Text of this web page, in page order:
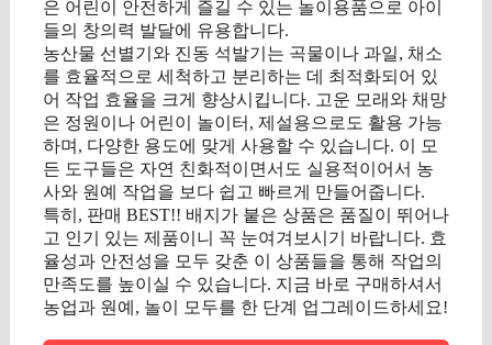
은 어린이 안전하게 즐길 수 있는 놀이용품으로 아이
들의 창의력 발달에 유용합니다.
농산물 선별기와 진동 석발기는 곡물이나 과일, 채소
를 효율적으로 세척하고 분리하는 데 최적화되어 있
어 작업 효율을 크게 향상시킵니다. 고운 모래와 채망
은 정원이나 어린이 놀이터, 제설용으로도 활용 가능
하며, 다양한 용도에 맞게 사용할 수 있습니다. 이 모
든 도구들은 자연 친화적이면서도 실용적이어서 농
사와 원예 작업을 보다 쉽고 빠르게 만들어줍니다.
특히, 판매 BEST!! 배지가 붙은 상품은 품질이 뛰어나
고 인기 있는 제품이니 꼭 눈여겨보시기 바랍니다. 효
율성과 안전성을 모두 갖춘 이 상품들을 통해 작업의
만족도를 높이실 수 있습니다. 지금 바로 구매하셔서
농업과 원예, 놀이 모두를 한 단계 업그레이드하세요!